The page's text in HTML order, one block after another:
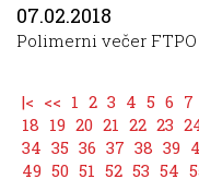
07.02.2018
Polimerni večer FTPO
|< << 1 2 3 4 5 6 7
18 19 20 21 22 23
34 35 36 37 38 39
49 50 51 52 53 54